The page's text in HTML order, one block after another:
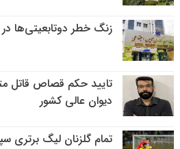
زنگ خطر دوتابعیتی‌ها
تایید حکم قصاص
دیوان عالی کشور
تمام گلزنان لیگ‌ برتری